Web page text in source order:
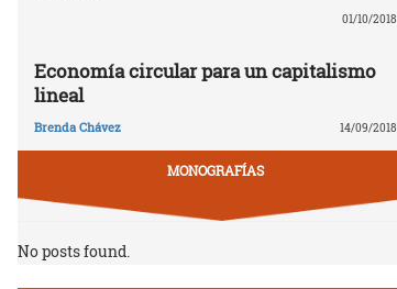
01/10/2018
Economía circular para un capitalismo
lineal
Brenda Chávez 14/09/2018
MONOGRAFÍAS
No posts found.